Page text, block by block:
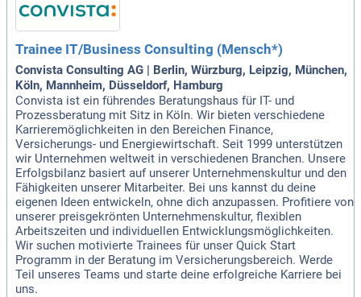
Trainee IT/Business Consulting (Mensch*)
Convista Consulting AG | Berlin, Würzburg, Leipzig, München,
Köln, Mannheim, Düsseldorf, Hamburg
Convista ist ein führendes Beratungshaus für IT- und
Prozessberatung mit Sitz in Köln. Wir bieten verschiedene
Karrieremöglichkeiten in den Bereichen Finance,
Versicherungs- und Energiewirtschaft. Seit 1999 unterstützen
wir Unternehmen weltweit in verschiedenen Branchen. Unsere
Erfolgsbilanz basiert auf unserer Unternehmenskultur und den
Fähigkeiten unserer Mitarbeiter. Bei uns kannst du deine
eigenen Ideen entwickeln, ohne dich anzupassen. Profitiere von
unserer preisgekrönten Unternehmenskultur, flexiblen
Arbeitszeiten und individuellen Entwicklungsmöglichkeiten.
Wir suchen motivierte Trainees für unser Quick Start
Programm in der Beratung im Versicherungsbereich. Werde
Teil unseres Teams und starte deine erfolgreiche Karriere bei
uns.